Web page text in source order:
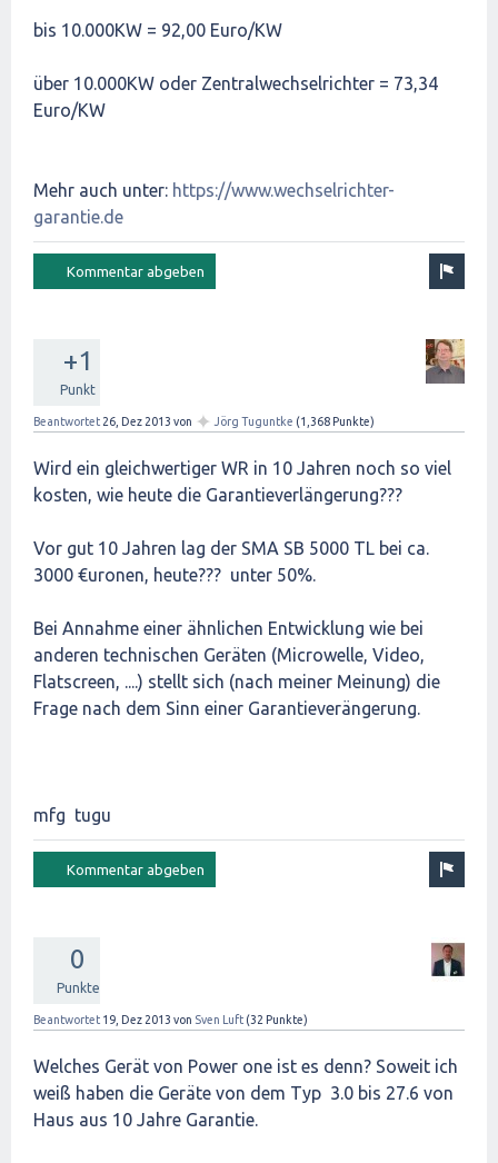
bis 10.000KW = 92,00 Euro/KW
über 10.000KW oder Zentralwechselrichter = 73,34
Euro/KW
Mehr auch unter: https://www.wechselrichter-
garantie.de
+1
Punkt
Beantwortet 26, Dez 2013 von ✦ Jörg Tuguntke (1,368 Punkte)
Wird ein gleichwertiger WR in 10 Jahren noch so viel
kosten, wie heute die Garantieverlängerung???
Vor gut 10 Jahren lag der SMA SB 5000 TL bei ca.
3000 €uronen, heute??? unter 50%.
Bei Annahme einer ähnlichen Entwicklung wie bei
anderen technischen Geräten (Microwelle, Video,
Flatscreen, ....) stellt sich (nach meiner Meinung) die
Frage nach dem Sinn einer Garantieverängerung.
mfg tugu
0
Punkte
Beantwortet 19, Dez 2013 von Sven Luft (32 Punkte)
Welches Gerät von Power one ist es denn? Soweit ich
weiß haben die Geräte von dem Typ 3.0 bis 27.6 von
Haus aus 10 Jahre Garantie.